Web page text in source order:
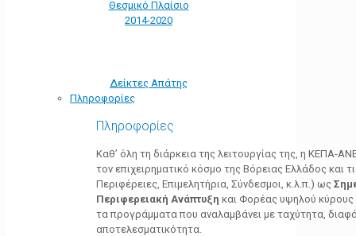
Θεσμικό Πλαίσιο
2014-2020
Δείκτες Απάτης
Πληροφορίες
Πληροφορίες
Καθ’ όλη τη διάρκεια της λειτουργίας της, η ΚΕΠΑ-
τον επιχειρηματικό κόσμο της Βόρειας Ελλάδος και
Περιφέρειες, Επιμελητήρια, Σύνδεσμοι, κ.λ.π.) ως
Περιφερειακή Ανάπτυξη και Φορέας υψηλού κύρους
τα προγράμματα που αναλαμβάνει με ταχύτητα,
αποτελεσματικότητα.